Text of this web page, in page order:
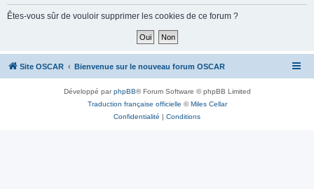
h
Êtes-vous sûr de vouloir supprimer les cookies de ce forum ?
Site OSCAR Bienvenue sur le nouveau forum OSCAR
Développé parphpBB® Forum Software © phpBB Limited
Traduction française officielle ©Miles Cellar
Confidentialité | Conditions